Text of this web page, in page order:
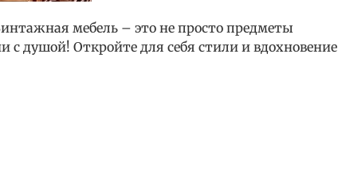
мебель – это не просто предметы
с душой! Откройте для себя стили и вдохновение